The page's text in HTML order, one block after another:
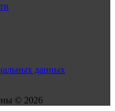
данных
© 2026